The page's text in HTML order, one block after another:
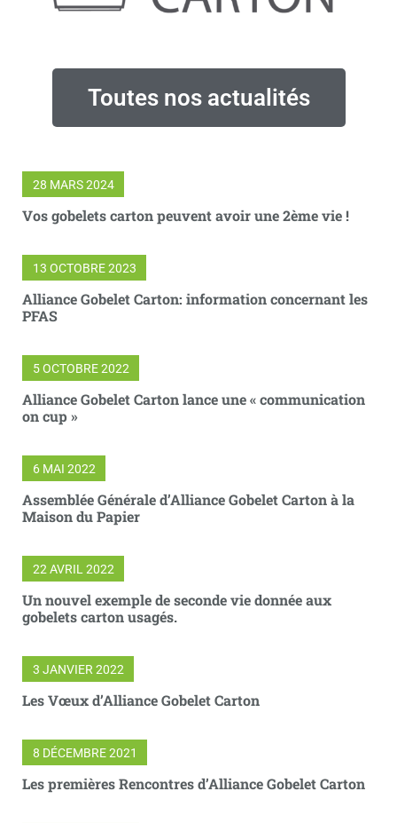
Toutes nos actualités
28 MARS 2024
Vos gobelets carton peuvent avoir une 2ème vie !
13 OCTOBRE 2023
Alliance Gobelet Carton: information concernant les
PFAS
5 OCTOBRE 2022
Alliance Gobelet Carton lance une « communication
on cup »
6 MAI 2022
Assemblée Générale d’Alliance Gobelet Carton à la
Maison du Papier
22 AVRIL 2022
Un nouvel exemple de seconde vie donnée aux
gobelets carton usagés.
3 JANVIER 2022
Les Vœux d’Alliance Gobelet Carton
8 DÉCEMBRE 2021
Les premières Rencontres d’Alliance Gobelet Carton